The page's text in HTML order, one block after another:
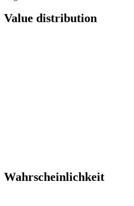
Value distribution
Wahrscheinlichkeit